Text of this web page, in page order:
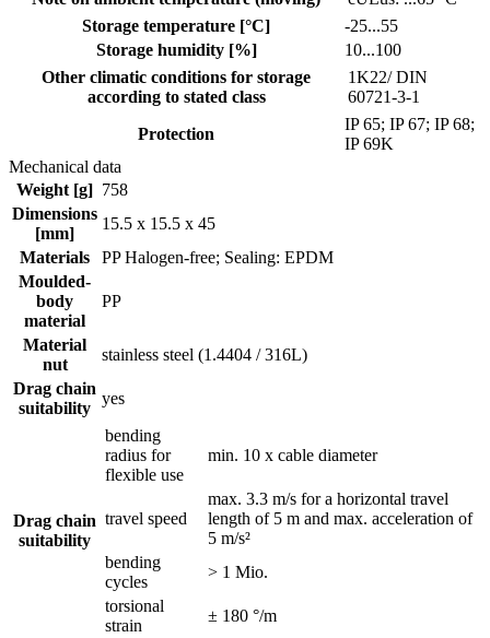
Storage temperature [°C]
-25...55
Storage humidity [%]
10...100
Other climatic conditions for storage
according to stated class
1K22/ DIN
60721-3-1
Protection
IP 65; IP 67; IP 68;
IP 69K
Mechanical data
Weight [g] 758
Dimensions
[mm]
15.5 x 15.5 x 45
Materials
PP Halogen-free; Sealing: EPDM
Moulded-
body
material
PP
Material
nut
stainless steel (1.4404 / 316L)
Drag chain
suitability
yes
Drag chain
suitability
bending
radius for
flexible use
min. 10 x cable diameter
travel speed
max. 3.3 m/s for a horizontal travel
length of 5 m and max. acceleration of
5 m/s²
bending
cycles
> 1 Mio.
torsional
strain
± 180 °/m